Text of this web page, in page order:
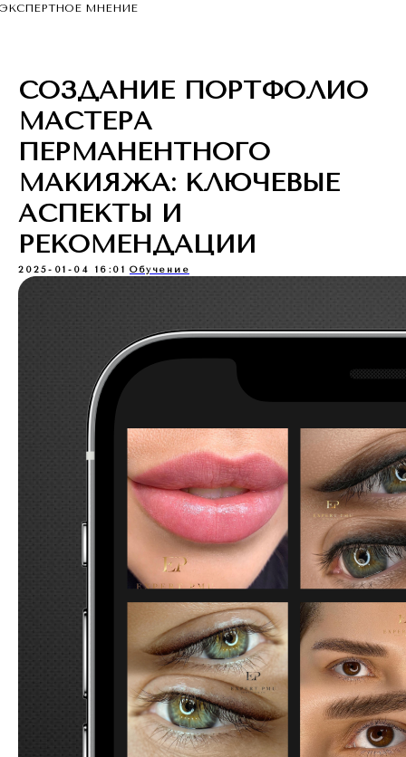
ЭКСПЕРТНОЕ МНЕНИЕ
СОЗДАНИЕ ПОРТФОЛИО
МАСТЕРА
ПЕРМАНЕНТНОГО
МАКИЯЖА: КЛЮЧЕВЫЕ
АСПЕКТЫ И
РЕКОМЕНДАЦИИ
2025-01-04 16:01 Обучение